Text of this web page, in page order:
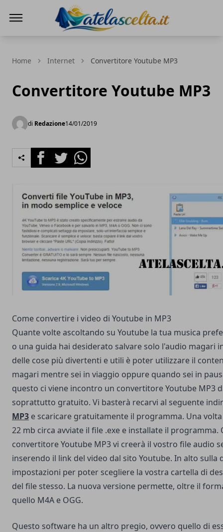
Home Internet Convertitore Youtube MP3
Convertitore Youtube MP3
di Redazione14/01/2019
FacebookTwitterWhatsapp
Come convertire i video di Youtube in MP3
Quante volte ascoltando su Youtube la tua musica
o una guida hai desiderato salvare solo l'audio magari
delle cose più divertenti e utili è poter utilizzare il
magari mentre sei in viaggio oppure quando sei in
questo ci viene incontro un convertitore Youtube MP3
soprattutto gratuito. Vi basterà recarvi al seguente
MP3 e scaricare gratuitamente il programma. Una
22 mb circa avviate il file .exe e installate il
convertitore Youtube MP3 vi creerà il vostro file audio
inserendo il link del video dal sito Youtube. In alto sulla
impostazioni per poter scegliere la vostra cartella di
del file stesso. La nuova versione permette, oltre il
quello M4A e OGG.
Questo software ha un altro pregio, ovvero quello di